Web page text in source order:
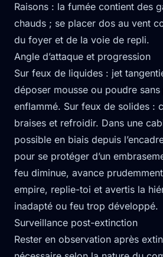
Raisons : la fumée contient des
chauds ; se placer dos au vent
du foyer et de la voie de repli.
Angle d’attaque et progression
Sur feux de liquides : jet
déposer mousse ou poudre
enflammé. Sur feux de solides :
braises et refroidir. Dans une
possible en biais depuis
pour se protéger d’un
feu diminue, avance
empire, replie-toi et avertis la
inadapté ou feu trop développé.
Surveillance post-extinction
Rester en observation après